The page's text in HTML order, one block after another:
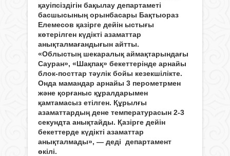
қауіпсіздігін бақылау департаметі
басшысының орынбасары Бақтыораз
Елемесов қазірге дейін ыстығы
көтерілген күдікті азаматтар
анықталмағандығын айтты.
«Облыстың шекаралық аймақтарындағы
Сауран», «Шақпақ» бекеттерінде арнайы
блок-посттар тәулік бойы кезекшілікте.
Онда мамандар арнайы 3 перометрмен
және қорғаныс құралдарымен
қамтамасыз етілген. Құрылғы
азаматтардың дене температурасын 2-3
секундта анықтайды. Қазірге дейін
бекеттерде күдікті азаматтар
анықталмады», — деді департамент
өкілі.